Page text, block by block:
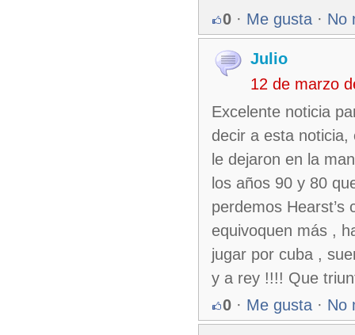
0 · Me gusta · No
Julio
12 de marzo
Excelente noticia
decir a esta
le dejaron en la
los años 90 y 80
perdemos
equivoquen más ,
jugar por cuba ,
y a rey !!!! Que
0 · Me gusta · No